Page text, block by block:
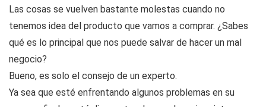
Las cosas se vuelven bastante molestas cuando no
tenemos idea del producto que vamos a comprar. ¿Sabes
qué es lo principal que nos puede salvar de hacer un mal
negocio?
Bueno, es solo el consejo de un experto.
Ya sea que esté enfrentando algunos problemas en su